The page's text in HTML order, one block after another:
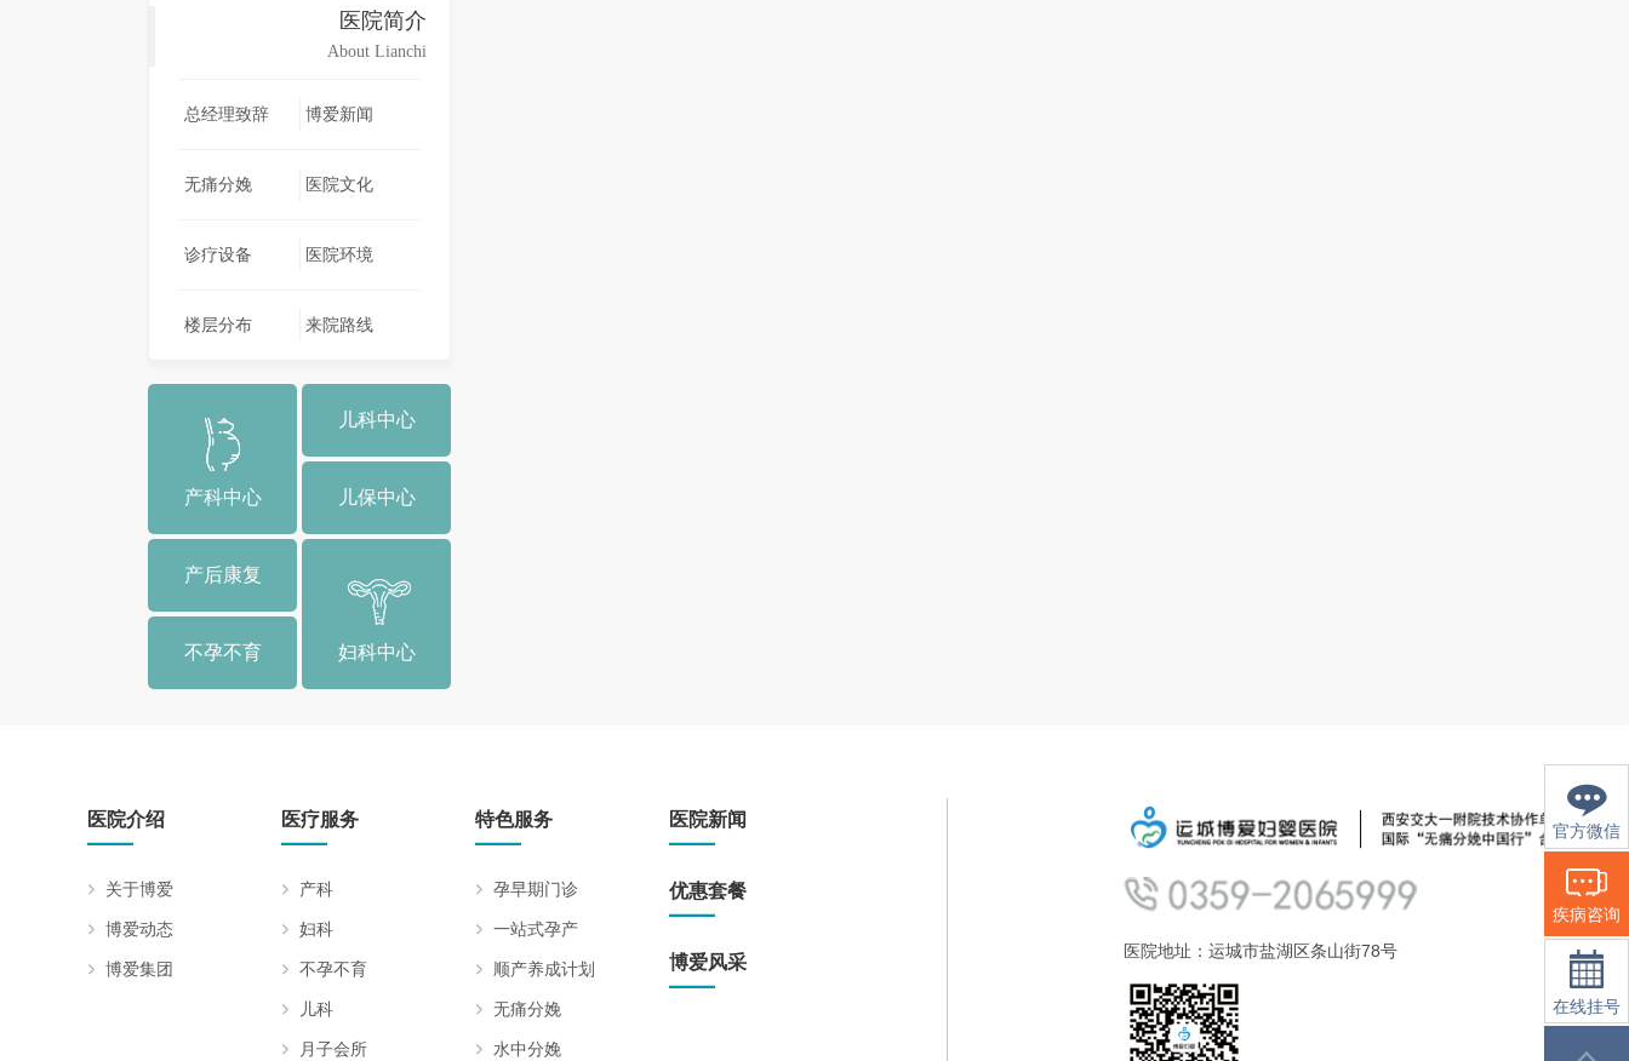
医院简介
About Lianchi
总经理致辞 博爱新闻
无痛分娩 医院文化
诊疗设备 医院环境
楼层分布 来院路线
产科中心
儿科中心
儿保中心
产后康复
不孕不育 妇科中心
医院介绍
关于博爱
博爱动态
博爱集团
医疗服务
产科
妇科
不孕不育
儿科
月子会所
特色服务
孕早期门诊
一站式孕产
顺产养成计划
无痛分娩
水中分娩
医院新闻
优惠套餐
博爱风采
医院地址：运城市盐湖区条山街78号
官方微信
疾病咨询
在线挂号